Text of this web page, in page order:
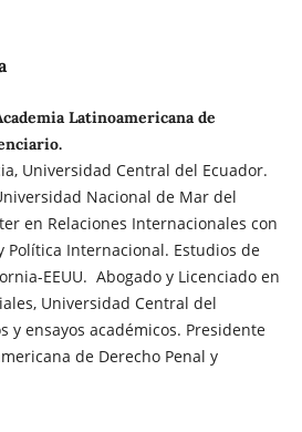
Latinoamericana de
Universidad Central del Ecuador.
Nacional de Mar del
en Relaciones Internacionales con
Política Internacional. Estudios de
EEUU. Abogado y Licenciado en
Universidad Central del
y ensayos académicos. Presidente
de Derecho Penal y